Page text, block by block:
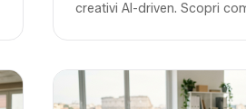
creativi AI-driven. Scopri
comuni.